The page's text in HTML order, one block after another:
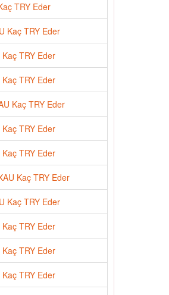
TRY Eder
Kaç TRY Eder
TRY Eder
TRY Eder
Kaç TRY Eder
TRY Eder
TRY Eder
Kaç TRY Eder
Kaç TRY Eder
TRY Eder
TRY Eder
TRY Eder